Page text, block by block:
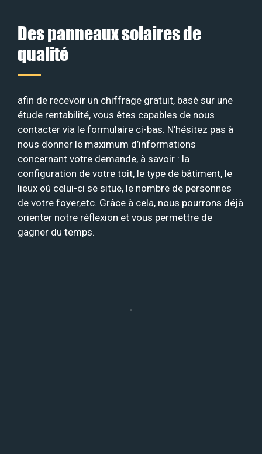
Des panneaux solaires de
qualité
afin de recevoir un chiffrage gratuit, basé sur une
étude rentabilité, vous êtes capables de nous
contacter via le formulaire ci-bas. N’hésitez pas à
nous donner le maximum d’informations
concernant votre demande, à savoir : la
configuration de votre toit, le type de bâtiment, le
lieux où celui-ci se situe, le nombre de personnes
de votre foyer,etc. Grâce à cela, nous pourrons déjà
orienter notre réflexion et vous permettre de
gagner du temps.